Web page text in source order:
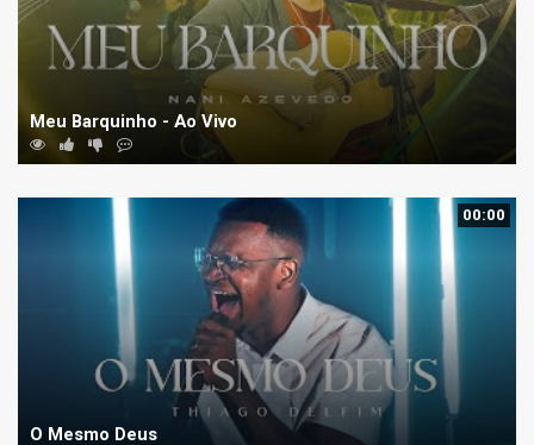
Meu Barquinho - Ao Vivo
O Mesmo Deus
00:00